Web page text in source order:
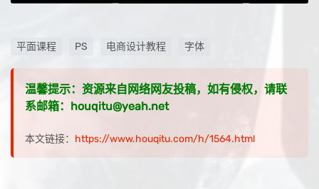
平面课程 PS 电商设计教程 字体
温馨提示：资源来自网络网友投稿，如有侵权，请联
系邮箱：houqitu@yeah.net
本文链接： https://www.houqitu.com/h/1564.html